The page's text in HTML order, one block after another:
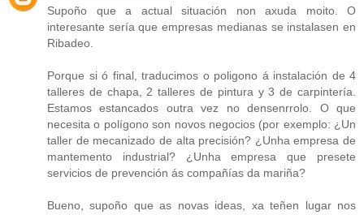
Supoño que a actual situación non axuda moito. O
interesante sería que empresas medianas se instalasen en
Ribadeo.
Porque si ó final, traducimos o poligono á instalación de 4
talleres de chapa, 2 talleres de pintura y 3 de carpintería.
Estamos estancados outra vez no densenrrolo. O que
necesita o polígono son novos negocios (por exemplo: ¿Un
taller de mecanizado de alta precisión? ¿Unha empresa de
mantemento industrial? ¿Unha empresa que presete
servicios de prevención ás compañías da mariña?
Bueno, supoño que as novas ideas, xa teñen lugar nos